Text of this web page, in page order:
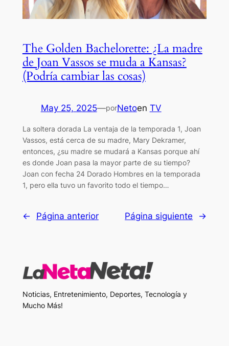
The Golden Bachelorette: ¿La madre
de Joan Vassos se muda a Kansas?
(Podría cambiar las cosas)
May 25, 2025—porNetoen TV
La soltera dorada La ventaja de la temporada 1, Joan
Vassos, está cerca de su madre, Mary Dekramer,
entonces, ¿su madre se mudará a Kansas porque ahí
es donde Joan pasa la mayor parte de su tiempo?
Joan con fecha 24 Dorado Hombres en la temporada
1, pero ella tuvo un favorito todo el tiempo…
← Página anterior Página siguiente →
Noticias, Entretenimiento, Deportes, Tecnología y
Mucho Más!